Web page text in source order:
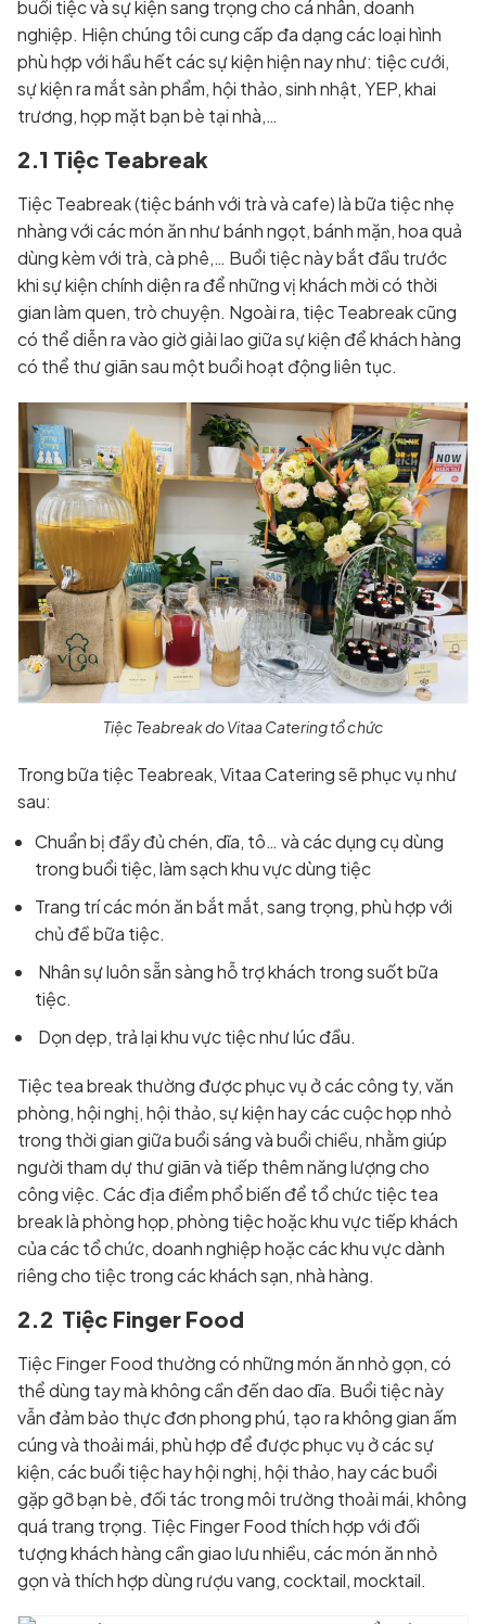
buổi tiệc và sự kiện sang trọng cho cá nhân, doanh
nghiệp. Hiện chúng tôi cung cấp đa dạng các loại hình
phù hợp với hầu hết các sự kiện hiện nay như: tiệc cưới,
sự kiện ra mắt sản phẩm, hội thảo, sinh nhật, YEP, khai
trương, họp mặt bạn bè tại nhà,…
2.1 Tiệc Teabreak
Tiệc Teabreak (tiệc bánh với trà và cafe) là bữa tiệc nhẹ
nhàng với các món ăn như bánh ngọt, bánh mặn, hoa quả
dùng kèm với trà, cà phê,… Buổi tiệc này bắt đầu trước
khi sự kiện chính diện ra để những vị khách mời có thời
gian làm quen, trò chuyện. Ngoài ra, tiệc Teabreak cũng
có thể diễn ra vào giờ giải lao giữa sự kiện để khách hàng
có thể thư giãn sau một buổi hoạt động liên tục.
Tiệc Teabreak do Vitaa Catering tổ chức
Trong bữa tiệc Teabreak, Vitaa Catering sẽ phục vụ như
sau:
Chuẩn bị đầy đủ chén, dĩa, tô… và các dụng cụ dùng
trong buổi tiệc, làm sạch khu vực dùng tiệc
Trang trí các món ăn bắt mắt, sang trọng, phù hợp với
chủ đề bữa tiệc.
Nhân sự luôn sẵn sàng hỗ trợ khách trong suốt bữa
tiệc.
Dọn dẹp, trả lại khu vực tiệc như lúc đầu.
Tiệc tea break thường được phục vụ ở các công ty, văn
phòng, hội nghị, hội thảo, sự kiện hay các cuộc họp nhỏ
trong thời gian giữa buổi sáng và buổi chiều, nhằm giúp
người tham dự thư giãn và tiếp thêm năng lượng cho
công việc. Các địa điểm phổ biến để tổ chức tiệc tea
break là phòng họp, phòng tiệc hoặc khu vực tiếp khách
của các tổ chức, doanh nghiệp hoặc các khu vực dành
riêng cho tiệc trong các khách sạn, nhà hàng.
2.2 Tiệc Finger Food
Tiệc Finger Food thường có những món ăn nhỏ gọn, có
thể dùng tay mà không cần đến dao dĩa. Buổi tiệc này
vẫn đảm bảo thực đơn phong phú, tạo ra không gian ấm
cúng và thoải mái, phù hợp để được phục vụ ở các sự
kiện, các buổi tiệc hay hội nghị, hội thảo, hay các buổi
gặp gỡ bạn bè, đối tác trong môi trường thoải mái, không
quá trang trọng. Tiệc Finger Food thích hợp với đối
tượng khách hàng cần giao lưu nhiều, các món ăn nhỏ
gọn và thích hợp dùng rượu vang, cocktail, mocktail.